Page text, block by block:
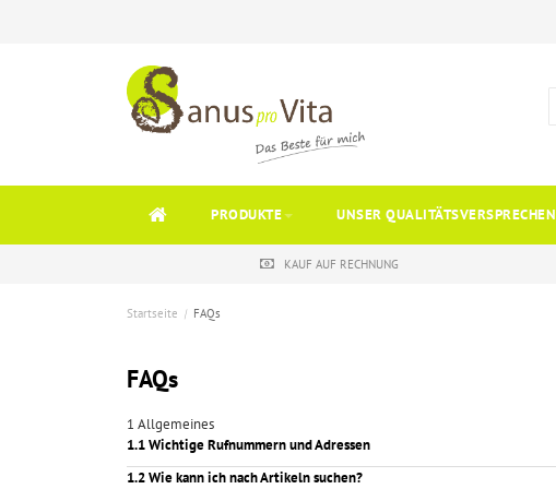
PRODUKTE UNSER QUALITÄTSVERSPRECHEN
KAUF AUF RECHNUNG
Startseite / FAQs
FAQs
1 Allgemeines
1.1 Wichtige Rufnummern und Adressen
1.2 Wie kann ich nach Artikeln suchen?